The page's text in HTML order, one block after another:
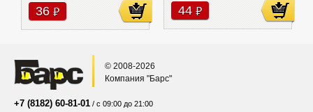
36 руб 44 руб
© 2008-2026
Компания "Барс"
+7 (8182) 60-81-01 / с 09:00 до 21:00